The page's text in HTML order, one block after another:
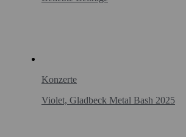
Konzerte
Violet, Gladbeck Metal Bash 2025